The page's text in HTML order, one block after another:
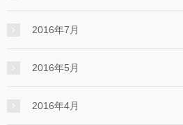
2016年7月
2016年5月
2016年4月